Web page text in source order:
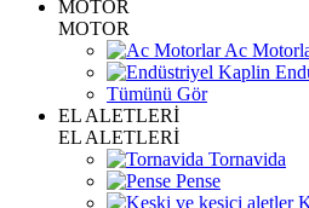
MOTOR
MOTOR
Ac
Tümünü Gör
EL ALETLERİ
EL ALETLERİ
Tornavida
Pense